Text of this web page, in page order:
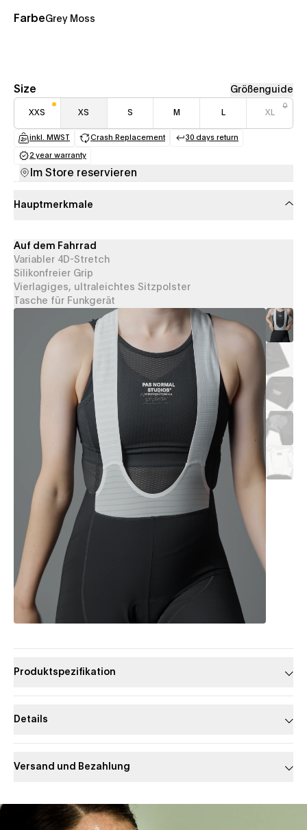
FarbeGrey Moss
Size Größenguide
XXS XS S M L XL
inkl. MWST
(opens in a new tab)
Crash Replacement
(opens in a new tab)
30 days return
(opens in a new
2 year warranty
(opens in a new tab)
Im Store reservieren
Hauptmerkmale
Auf dem Fahrrad
Variabler 4D-Stretch
Silikonfreier Grip
Vierlagiges, ultraleichtes Sitzpolster
Tasche für Funkgerät
Produktspezifikation
Details
Versand und Bezahlung
Slide 1 of 1